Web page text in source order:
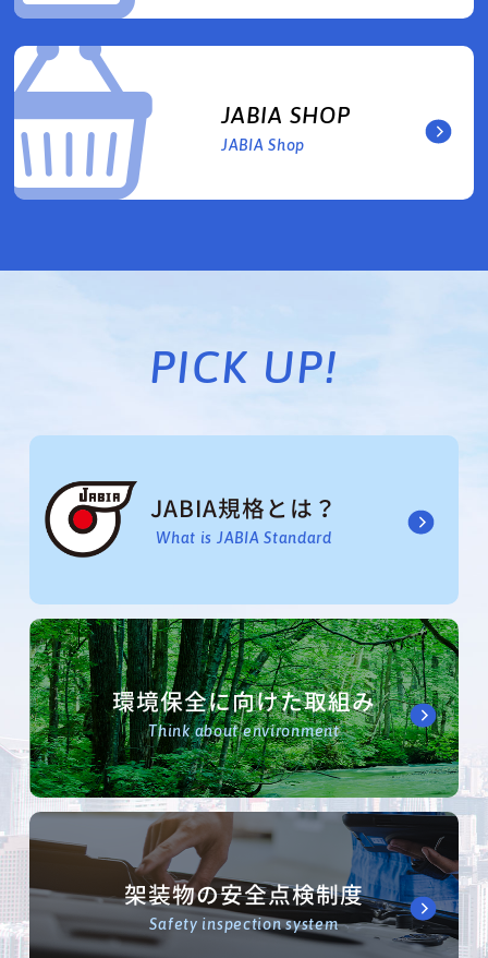
JABIA SHOP
JABIA Shop
PICK UP!
JABIA規格とは？
What is JABIA Standard
環境保全に向けた取組み
Think about environment
架装物の安全点検制度
Safety inspection system